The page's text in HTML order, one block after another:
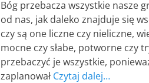
Bóg przebacza wszystkie nasze
od nas, jak daleko znajduje się
czy są one liczne czy nieliczne,
mocne czy słabe, potworne czy
przebaczyć je wszystkie,
zaplanował Czytaj dalej…